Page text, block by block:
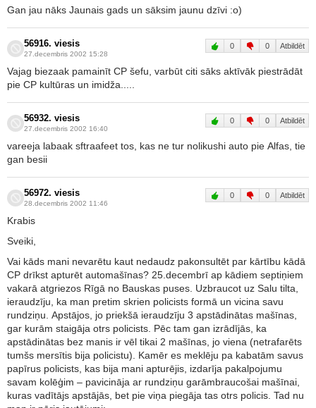
Gan jau nāks Jaunais gads un sāksim jaunu dzīvi :o)
56916. viesis
27.decembris 2002 15:28
0 0 Atbildēt
Vajag biezaak pamainīt CP šefu, varbūt citi sāks aktīvāk piestrādāt
pie CP kultūras un imidža.....
56932. viesis
27.decembris 2002 16:40
0 0 Atbildēt
vareeja labaak sftraafeet tos, kas ne tur nolikushi auto pie Alfas, tie
gan besii
56972. viesis
28.decembris 2002 11:46
0 0 Atbildēt
Krabis
Sveiki,
Vai kāds mani nevarētu kaut nedaudz pakonsultēt par kārtību kādā
CP drīkst apturēt automašīnas? 25.decembrī ap kādiem septiņiem
vakarā atgriezos Rīgā no Bauskas puses. Uzbraucot uz Salu tilta,
ieraudzīju, ka man pretim skrien policists formā un vicina savu
rundziņu. Apstājos, jo priekšā ieraudzīju 3 apstādinātas mašīnas,
gar kurām staigāja otrs policists. Pēc tam gan izrādījās, ka
apstādinātas bez manis ir vēl tikai 2 mašīnas, jo viena (netrafarēts
tumšs mersītis bija policistu). Kamēr es meklēju pa kabatām savus
papīrus policists, kas bija mani apturējis, izdarīja pakalpojumu
savam kolēģim – pavicināja ar rundziņu garāmbraucošai mašīnai,
kuras vadītājs apstājās, bet pie viņa piegāja tas otrs policis. Tad nu